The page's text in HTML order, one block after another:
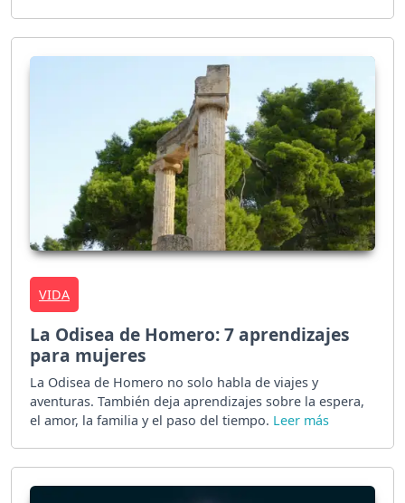
VIDA
La Odisea de Homero: 7 aprendizajes
para mujeres
La Odisea de Homero no solo habla de viajes y
aventuras. También deja aprendizajes sobre la espera,
el amor, la familia y el paso del tiempo.